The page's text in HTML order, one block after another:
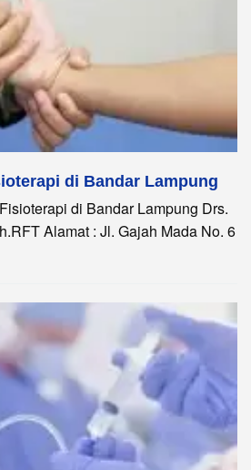
di Bandar Lampung
di Bandar Lampung Drs.
Alamat : Jl. Gajah Mada No. 6